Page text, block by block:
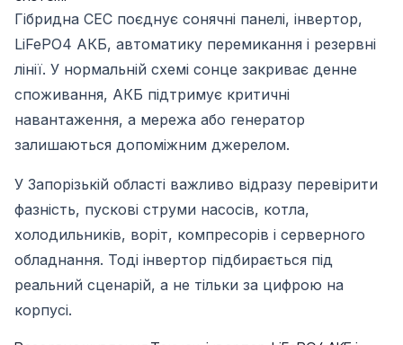
Гібридна СЕС поєднує сонячні панелі, інвертор,
LiFePO4 АКБ, автоматику перемикання і резервні
лінії. У нормальній схемі сонце закриває денне
споживання, АКБ підтримує критичні
навантаження, а мережа або генератор
залишаються допоміжним джерелом.
У Запорізькій області важливо відразу перевірити
фазність, пускові струми насосів, котла,
холодильників, воріт, компресорів і серверного
обладнання. Тоді інвертор підбирається під
реальний сценарій, а не тільки за цифрою на
корпусі.